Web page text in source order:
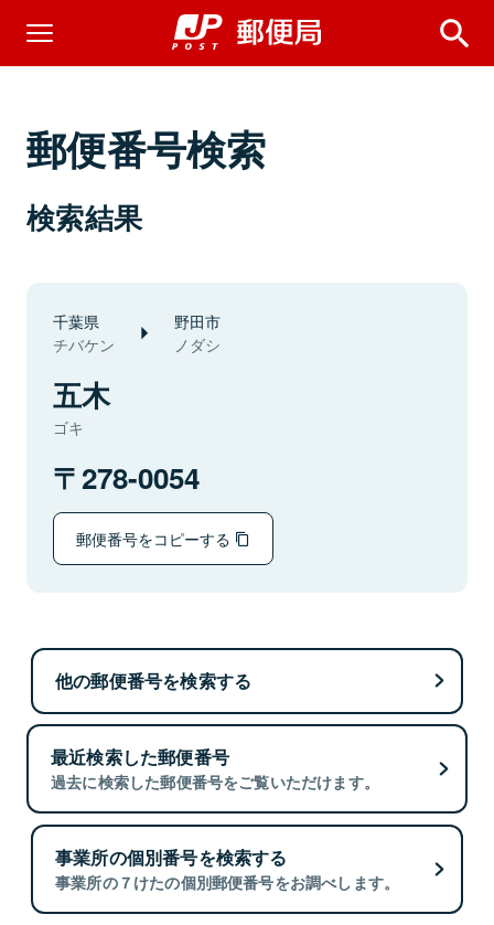
郵便番号検索
検索結果
千葉県
チバケン
野田市
ノダシ
五木
ゴキ
278-0054
郵便番号をコピーする
他の郵便番号を検索する
最近検索した郵便番号
過去に検索した郵便番号をご覧いただけます。
事業所の個別番号を検索する
事業所の７けたの個別郵便番号をお調べします。